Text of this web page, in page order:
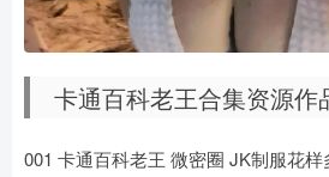
卡通百科老王合集资源作
001 卡通百科老王 微密圈 JK制服花样